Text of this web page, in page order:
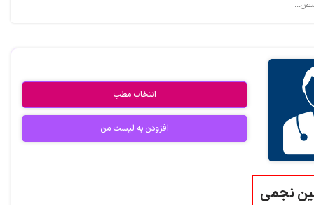
انتخاب مطب
افزودن به لیست من
نجمی